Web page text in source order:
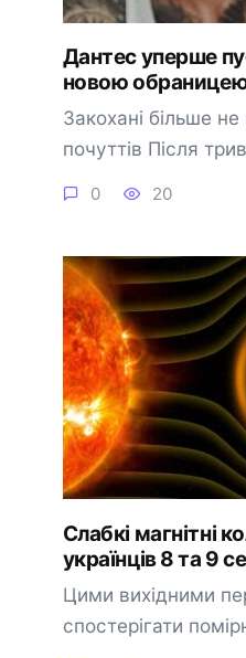
Дантес уперше
новою
Закохані більше
почуттів Після
0 20
Слабкі магнітні
українців 8 та 9
Цими вихідними
спостерігати